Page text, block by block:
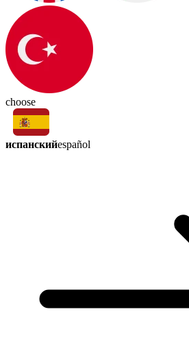
choose
испанскийespañol